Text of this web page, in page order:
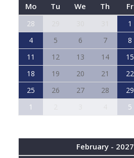
Mo
Tu We Th Fr
28 1
4
5 6 7 8
11
12 13 14 15
18
19 20 21 22
25
26 27 28 29
1
5
February - 2027